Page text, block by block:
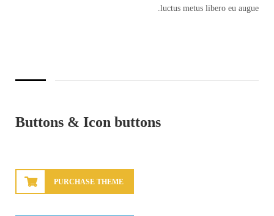
luctus metus libero eu augue.
Buttons & Icon buttons
PURCHASE THEME